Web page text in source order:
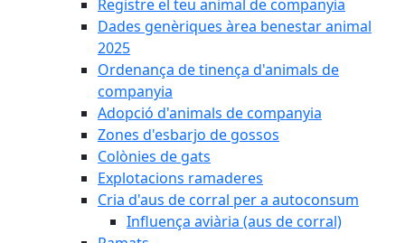
Registre el teu animal de companyia
Dades genèriques àrea benestar animal
2025
Ordenança de tinença d'animals de
companyia
Adopció d'animals de companyia
Zones d'esbarjo de gossos
Colònies de gats
Explotacions ramaderes
Cria d'aus de corral per a autoconsum
Influença aviària (aus de corral)